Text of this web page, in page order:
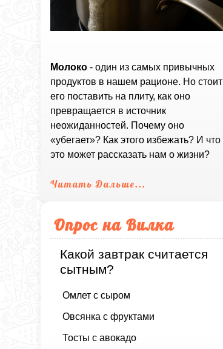
Молоко - один из самых привычных
продуктов в нашем рационе. Но стоит
его поставить на плиту, как оно
превращается в источник
неожиданностей. Почему оно
«убегает»? Как этого избежать? И что
это может рассказать нам о жизни?
Читать Дальше...
Опрос на Вилка
Какой завтрак считается
сытным?
Омлет с сыром
Овсянка с фруктами
Тосты с авокадо